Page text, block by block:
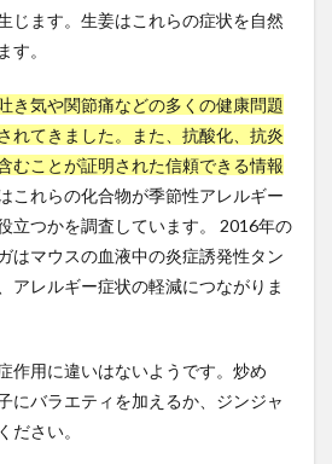
知生 岡田正彦
岩手県
ール
巌流島フェリー
巌流島上陸
巌流島決闘
巌流島観光
惣菜 左歸丸
左翼
の特徴 巨大権益
巫女
ータバンク
帝国主義
女 常任委員会
幸福の最大化
幸福学習プログラム
じます。生姜はこれらの症状を自然
す。
き気や関節痛などの多くの健康問題
れてきました。また、抗酸化、抗炎
むことが証明された信頼できる情報
これらの化合物が季節性アレルギー
立つかを調査しています。 2016年の
はマウスの血液中の炎症誘発性タン
アレルギー症状の軽減につながりま
作用に違いはないようです。炒め
にバラエティを加えるか、ジンジャ
ださい。